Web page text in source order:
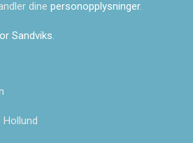
dine personopplysninger.
Sandviks.